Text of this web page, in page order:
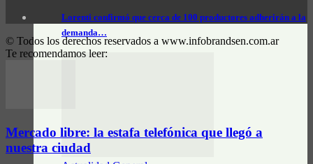
Lorenti confirmó que cerca de 100 productores adherirán a la
demanda…
© Todos los derechos reservados a www.infobrandsen.com.ar
Te recomendamos leer:
Mercado libre: la estafa telefónica que llegó a
nuestra ciudad